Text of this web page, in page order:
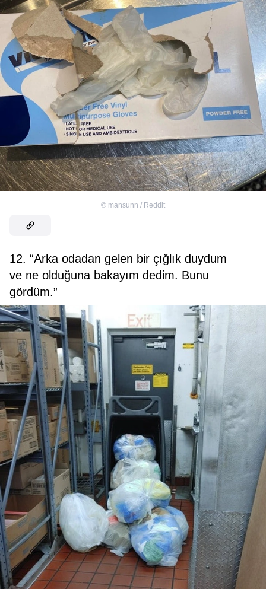
© mansunn / Reddit
12. “Arka odadan gelen bir çığlık duydum
ve ne olduğuna bakayım dedim. Bunu
gördüm.”